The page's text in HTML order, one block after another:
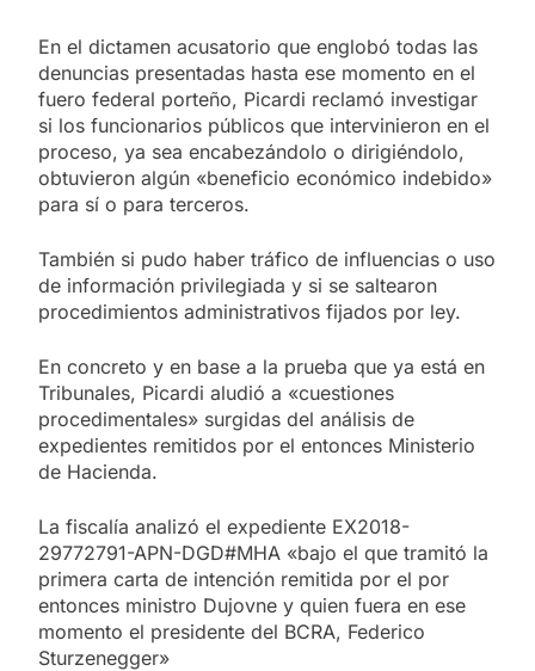
En el dictamen acusatorio que englobó todas las
denuncias presentadas hasta ese momento en el
fuero federal porteño, Picardi reclamó investigar
si los funcionarios públicos que intervinieron en el
proceso, ya sea encabezándolo o dirigiéndolo,
obtuvieron algún «beneficio económico indebido»
para sí o para terceros.
También si pudo haber tráfico de influencias o uso
de información privilegiada y si se saltearon
procedimientos administrativos fijados por ley.
En concreto y en base a la prueba que ya está en
Tribunales, Picardi aludió a «cuestiones
procedimentales» surgidas del análisis de
expedientes remitidos por el entonces Ministerio
de Hacienda.
La fiscalía analizó el expediente EX2018-
29772791-APN-DGD#MHA «bajo el que tramitó la
primera carta de intención remitida por el por
entonces ministro Dujovne y quien fuera en ese
momento el presidente del BCRA, Federico
Sturzenegger»